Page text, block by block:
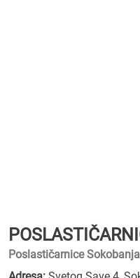
Poslastičarnice Sokobanja